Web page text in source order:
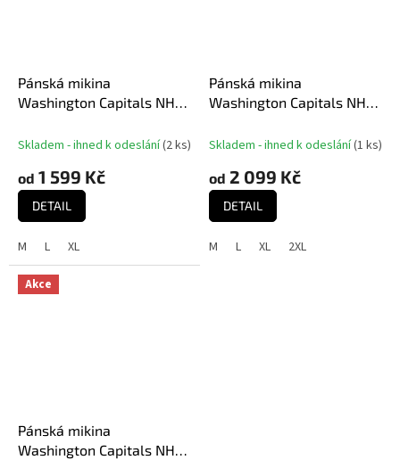
Pánská mikina
Washington Capitals NHL
Fleece POH
Skladem - ihned k odeslání(2 ks)
od 1 599 Kč
DETAIL
M L XL
Pánská mikina
Washington Capitals NHL
Skladem - ihned k odeslání(1 ks)
od 2 099 Kč
DETAIL
M L XL 2XL
Akce
Pánská mikina
Washington Capitals NHL